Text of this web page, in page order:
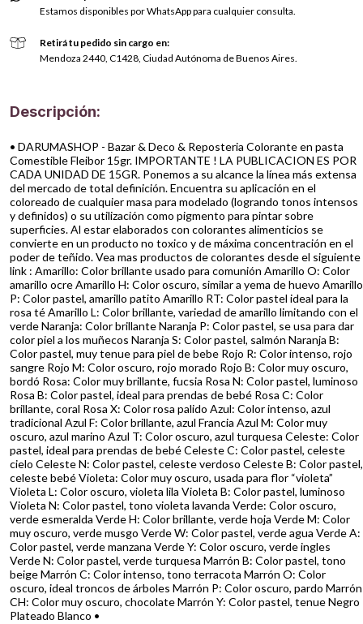
Estamos disponibles por WhatsApp para cualquier consulta.
Retirá tu pedido sin cargo en:
Mendoza 2440, C1428, Ciudad Autónoma de Buenos Aires.
Descripción:
• DARUMASHOP - Bazar & Deco & Reposteria Colorante en pasta
Comestible Fleibor 15gr. IMPORTANTE ! LA PUBLICACION ES POR
CADA UNIDAD DE 15GR. Ponemos a su alcance la línea más extensa
del mercado de total definición. Encuentra su aplicación en el
coloreado de cualquier masa para modelado (logrando tonos intensos
y definidos) o su utilización como pigmento para pintar sobre
superficies. Al estar elaborados con colorantes alimenticios se
convierte en un producto no toxico y de máxima concentración en el
poder de teñido. Vea mas productos de colorantes desde el siguiente
link : Amarillo: Color brillante usado para comunión Amarillo O: Color
amarillo ocre Amarillo H: Color oscuro, similar a yema de huevo Amarillo
P: Color pastel, amarillo patito Amarillo RT: Color pastel ideal para la
rosa té Amarillo L: Color brillante, variedad de amarillo limitando con el
verde Naranja: Color brillante Naranja P: Color pastel, se usa para dar
color piel a los muñecos Naranja S: Color pastel, salmón Naranja B:
Color pastel, muy tenue para piel de bebe Rojo R: Color intenso, rojo
sangre Rojo M: Color oscuro, rojo morado Rojo B: Color muy oscuro,
bordó Rosa: Color muy brillante, fucsia Rosa N: Color pastel, luminoso
Rosa B: Color pastel, ideal para prendas de bebé Rosa C: Color
brillante, coral Rosa X: Color rosa palido Azul: Color intenso, azul
tradicional Azul F: Color brillante, azul Francia Azul M: Color muy
oscuro, azul marino Azul T: Color oscuro, azul turquesa Celeste: Color
pastel, ideal para prendas de bebé Celeste C: Color pastel, celeste
cielo Celeste N: Color pastel, celeste verdoso Celeste B: Color pastel,
celeste bebé Violeta: Color muy oscuro, usada para flor “violeta”
Violeta L: Color oscuro, violeta lila Violeta B: Color pastel, luminoso
Violeta N: Color pastel, tono violeta lavanda Verde: Color oscuro,
verde esmeralda Verde H: Color brillante, verde hoja Verde M: Color
muy oscuro, verde musgo Verde W: Color pastel, verde agua Verde A:
Color pastel, verde manzana Verde Y: Color oscuro, verde ingles
Verde N: Color pastel, verde turquesa Marrón B: Color pastel, tono
beige Marrón C: Color intenso, tono terracota Marrón O: Color
oscuro, ideal troncos de árboles Marrón P: Color oscuro, pardo Marrón
CH: Color muy oscuro, chocolate Marrón Y: Color pastel, tenue Negro
Plateado Blanco •